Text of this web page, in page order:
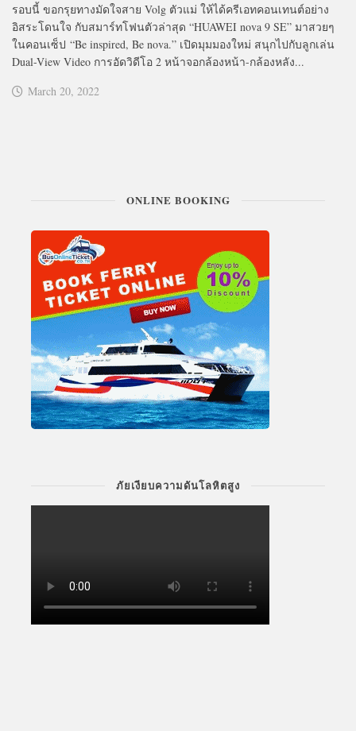
รอบนี้ ขอกรุยทางมัดใจสาย Volg ตัวแม่ ให้ได้ครีเอทคอนเทนต์อย่าง
อิสระโดนใจ กับสมาร์ทโฟนตัวล่าสุด “HUAWEI nova 9 SE” มาสวยๆ
ในคอนเซ็ป “Be inspired, Be nova.” เปิดมุมมองใหม่ สนุกไปกับลูกเล่น
Dual-View Video การอัดวิดีโอ 2 หน้าจอกล้องหน้า-กล้องหลัง...
March 20, 2022
ONLINE BOOKING
ภัยเงียบความดันโลหิตสูง